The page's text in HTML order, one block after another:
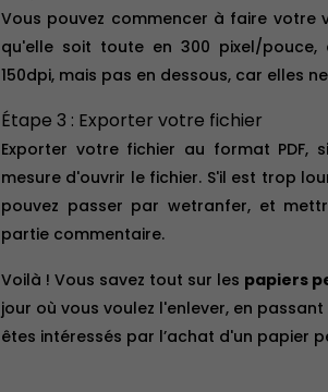
Vous pouvez commencer à faire votre
qu'elle soit toute en 300 pixel/
150dpi, mais pas en dessous, car elles
Étape 3 : Exporter votre fichier
Exporter votre fichier au format PDF,
mesure d'ouvrir le fichier. S'il est trop
pouvez passer par wetranfer, et
partie commentaire.
Voilà ! Vous savez tout sur les papiers
jour où vous voulez l'enlever, en
êtes intéressés par l’achat d'un papier